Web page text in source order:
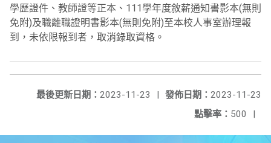
學歷證件、教師證等正本、111學年度敘薪通知書影本(無則
免附)及職離職證明書影本(無則免附)至本校人事室辦理報
到，未依限報到者，取消錄取資格。
發佈日期： 2023-11-23
最後更新日期： 2023-11-23
|
點擊率： 500 |